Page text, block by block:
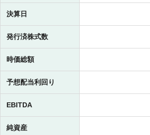
決算日
発行済株式数
時価総額
予想配当利回り
EBITDA
純資産